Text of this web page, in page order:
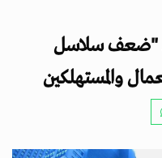
"ضعف سلاسل
والمستهلكين